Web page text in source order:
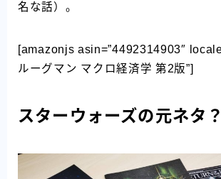
名な話）。
[amazonjs asin=”4492314903″
ルーグマン マクロ経済学 第2版”]
スターウォーズの元ネタ？